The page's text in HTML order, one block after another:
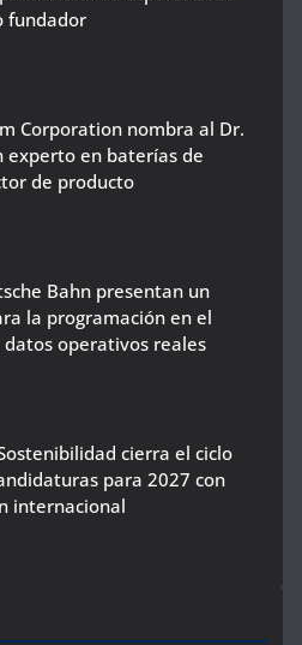
fundador
Corporation nombra al Dr.
experto en baterías de
de producto
Bahn presentan un
la programación en el
operativos reales
cierra el ciclo
para 2027 con
internacional